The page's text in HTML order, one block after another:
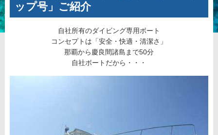
ップ号」ご紹介
自社所有のダイビング専用ボート
コンセプトは「安全・快適・清潔さ」
那覇から慶良間諸島まで50分
自社ボートだから・・・